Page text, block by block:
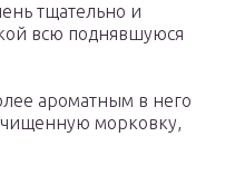
тщательно и
всю поднявшуюся
ароматным в него
морковку,